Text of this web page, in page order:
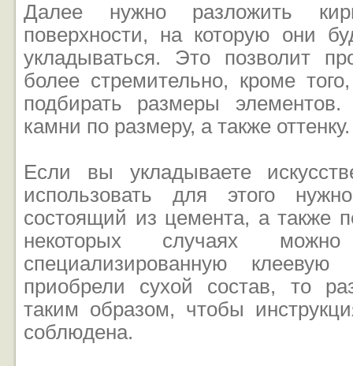
Далее нужно разложить
поверхности, на которую они
укладываться. Это позволит
более стремительно, кроме
подбирать размеры элементов.
камни по размеру, а также оттенку.
Если вы укладываете
использовать для этого
состоящий из цемента, а также
некоторых случаях
специализированную
приобрели сухой состав, то
таким образом, чтобы
соблюдена.